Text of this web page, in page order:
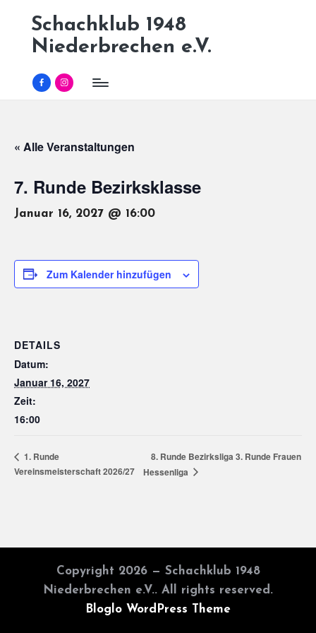
Schachklub 1948
Niederbrechen e.V.
Facebook
Instagram
« Alle Veranstaltungen
7. Runde Bezirksklasse
Januar 16, 2027 @ 16:00
Zum Kalender hinzufügen
DETAILS
Datum:
Januar 16, 2027
Zeit:
16:00
1. Runde
Vereinsmeisterschaft 2026/27
8. Runde Bezirksliga 3. Runde Frauen
Hessenliga
Copyright 2026 — Schachklub 1948
Niederbrechen e.V.. All rights reserved.
Bloglo WordPress Theme